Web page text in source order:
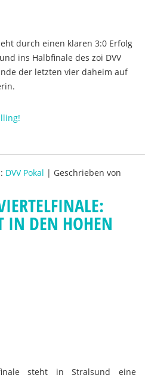
durch einen klaren 3:0 Erfolg
ins Halbfinale des zoi DVV
der letzten vier daheim auf
DVV Pokal | Geschrieben von
IN DEN HOHEN
steht in Stralsund eine